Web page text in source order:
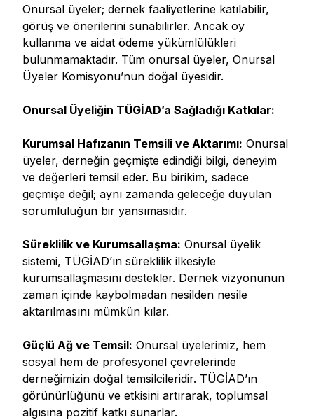
Onursal üyeler; dernek faaliyetlerine katılabilir,
görüş ve önerilerini sunabilirler. Ancak oy
kullanma ve aidat ödeme yükümlülükleri
bulunmamaktadır. Tüm onursal üyeler, Onursal
Üyeler Komisyonu’nun doğal üyesidir.
Onursal Üyeliğin TÜGİAD’a Sağladığı Katkılar:
Kurumsal Hafızanın Temsili ve Aktarımı: Onursal
üyeler, derneğin geçmişte edindiği bilgi, deneyim
ve değerleri temsil eder. Bu birikim, sadece
geçmişe değil; aynı zamanda geleceğe duyulan
sorumluluğun bir yansımasıdır.
Süreklilik ve Kurumsallaşma: Onursal üyelik
sistemi, TÜGİAD’ın süreklilik ilkesiyle
kurumsallaşmasını destekler. Dernek vizyonunun
zaman içinde kaybolmadan nesilden nesile
aktarılmasını mümkün kılar.
Güçlü Ağ ve Temsil: Onursal üyelerimiz, hem
sosyal hem de profesyonel çevrelerinde
derneğimizin doğal temsilcileridir. TÜGİAD’ın
görünürlüğünü ve etkisini artırarak, toplumsal
algısına pozitif katkı sunarlar.